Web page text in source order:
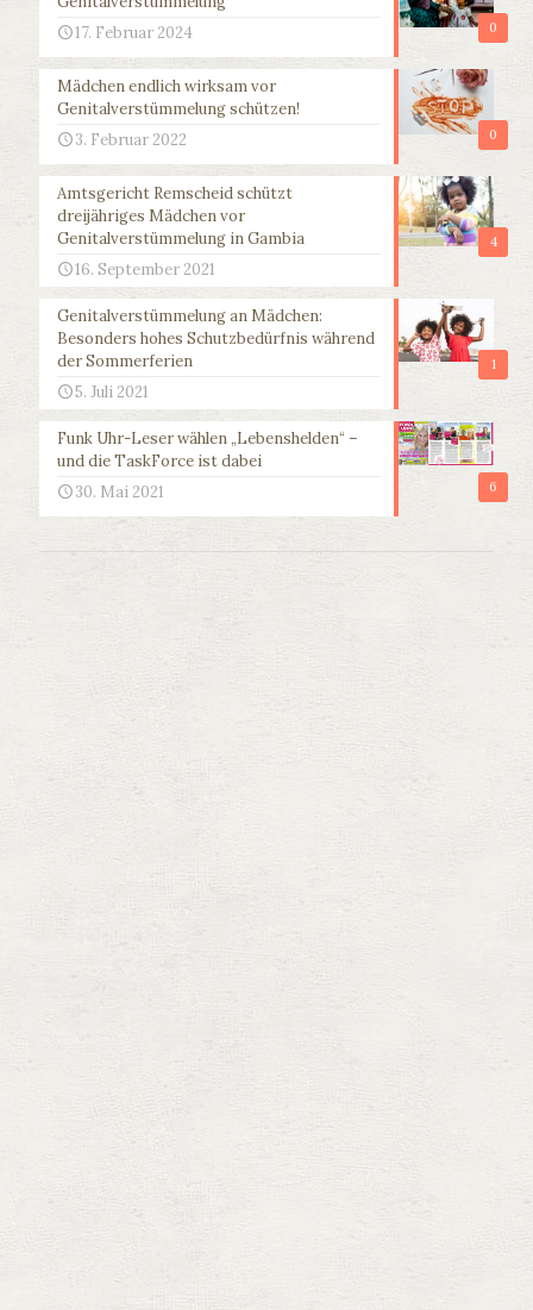
0
17. Februar 2024
0
Mädchen endlich wirksam vor
Genitalverstümmelung schützen!
3. Februar 2022
4
Amtsgericht Remscheid schützt
dreijähriges Mädchen vor
Genitalverstümmelung in Gambia
16. September 2021
1
Genitalverstümmelung an Mädchen:
Besonders hohes Schutzbedürfnis während
der Sommerferien
5. Juli 2021
6
Funk Uhr-Leser wählen „Lebenshelden“ –
und die TaskForce ist dabei
30. Mai 2021